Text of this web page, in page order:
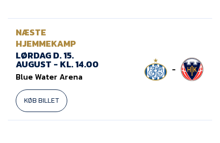
NÆSTE
HJEMMEKAMP
LØRDAG D. 15.
AUGUST - KL. 14.00
Blue Water Arena
KØB BILLET
-